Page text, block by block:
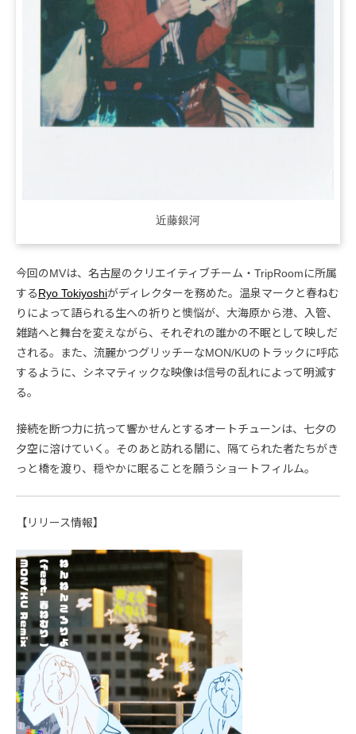
近藤銀河
今回のMVは、名古屋のクリエイティブチーム・TripRoomに所属
するRyo Tokiyoshiがディレクターを務めた。温泉マークと春ねむ
りによって語られる生への祈りと懊悩が、大海原から港、入管、
雑踏へと舞台を変えながら、それぞれの誰かの不眠として映しだ
される。また、流麗かつグリッチーなMON/KUのトラックに呼応
するように、シネマティックな映像は信号の乱れによって明滅す
る。
接続を断つ力に抗って響かせんとするオートチューンは、七夕の
夕空に溶けていく。そのあと訪れる闇に、隔てられた者たちがき
っと橋を渡り、穏やかに眠ることを願うショートフィルム。
【リリース情報】